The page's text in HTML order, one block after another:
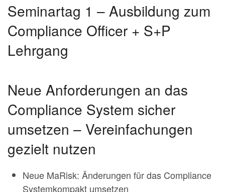
Seminartag 1 – Ausbildung zum
Compliance Officer + S+P
Lehrgang
Neue Anforderungen an das
Compliance System sicher
umsetzen – Vereinfachungen
gezielt nutzen
Neue MaRisk: Änderungen für das Compliance
Systemkompakt umsetzen